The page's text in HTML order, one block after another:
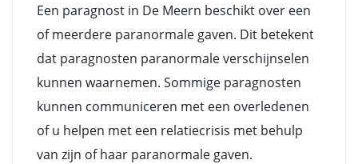
Een paragnost in De Meern beschikt over een
of meerdere paranormale gaven. Dit betekent
dat paragnosten paranormale verschijnselen
kunnen waarnemen. Sommige paragnosten
kunnen communiceren met een overledenen
of u helpen met een relatiecrisis met behulp
van zijn of haar paranormale gaven.